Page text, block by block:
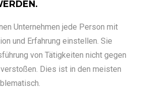
Unternehmen jede Person mit
und Erfahrung einstellen. Sie
von Tätigkeiten nicht gegen
Dies ist in den meisten